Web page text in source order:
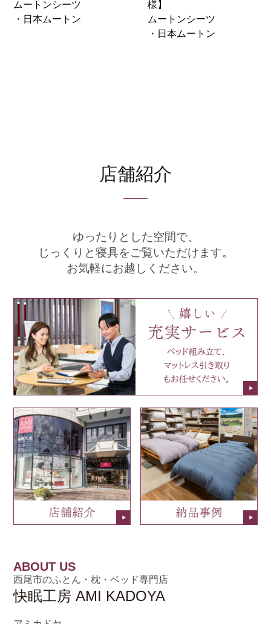
ムートンシーツ
・日本ムートン
様】
ムートンシーツ
・日本ムートン
店舗紹介
ゆったりとした空間で、
じっくりと寝具をご覧いただけます。
お気軽にお越しください。
ABOUT US
西尾市のふとん・枕・ベッド専門店
快眠工房 AMI KADOYA